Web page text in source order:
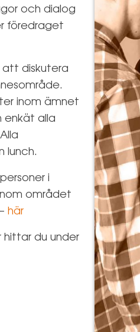
och dialog
föredraget
diskutera
inom ämnet
enkät alla
lunch.
i
området
här
du under